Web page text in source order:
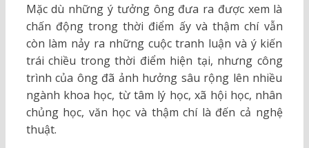
Mặc dù những ý tưởng ông đưa ra được xem là
chấn động trong thời điểm ấy và thậm chí vẫn
còn làm nảy ra những cuộc tranh luận và ý kiến
trái chiều trong thời điểm hiện tại, nhưng công
trình của ông đã ảnh hưởng sâu rộng lên nhiều
ngành khoa học, từ tâm lý học, xã hội học, nhân
chủng học, văn học và thậm chí là đến cả nghệ
thuật.